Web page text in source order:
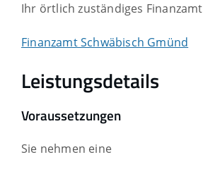
Ihr örtlich zuständiges Finanzamt
Finanzamt Schwäbisch Gmünd
Leistungsdetails
Voraussetzungen
Sie nehmen eine